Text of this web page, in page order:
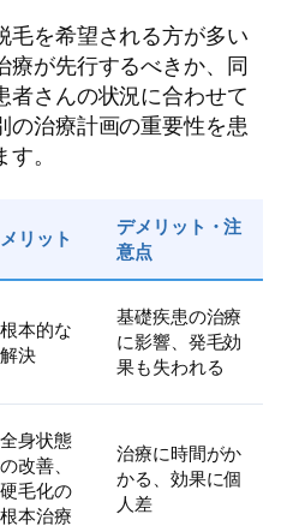
毛を希望される方が多い
療が先行するべきか、同
者さんの状況に合わせて
の治療計画の重要性を患
。
メリット
デメリット・注
意点
根本的な
解決
基礎疾患の治療
に影響、発毛効
果も失われる
全身状態
の改善、
硬毛化の
根本治療
治療に時間がか
かる、効果に個
人差